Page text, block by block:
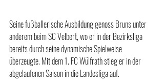
Seine fußballerische Ausbildung genoss Bruns unter
anderem beim SC Velbert, wo er in der Bezirksliga
bereits durch seine dynamische Spielweise
überzeugte. Mit dem 1. FC Wülfrath stieg er in der
abgelaufenen Saison in die Landesliga auf.